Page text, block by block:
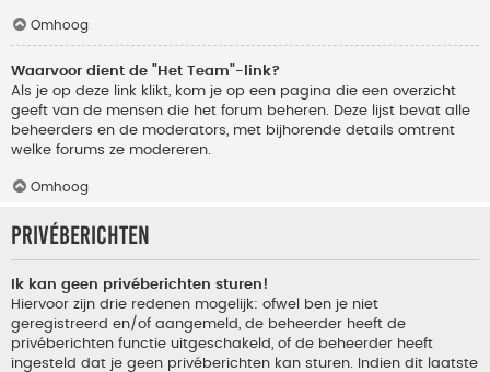
Omhoog
Waarvoor dient de "Het Team"-link?
Als je op deze link klikt, kom je op een pagina die een overzicht
geeft van de mensen die het forum beheren. Deze lijst bevat alle
beheerders en de moderators, met bijhorende details omtrent
welke forums ze modereren.
Omhoog
Privéberichten
Ik kan geen privéberichten sturen!
Hiervoor zijn drie redenen mogelijk: ofwel ben je niet
geregistreerd en/of aangemeld, de beheerder heeft de
privéberichten functie uitgeschakeld, of de beheerder heeft
ingesteld dat je geen privéberichten kan sturen. Indien dit laatste